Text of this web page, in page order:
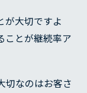
が大切ですよ
ことが継続率ア
切なのはお客さ